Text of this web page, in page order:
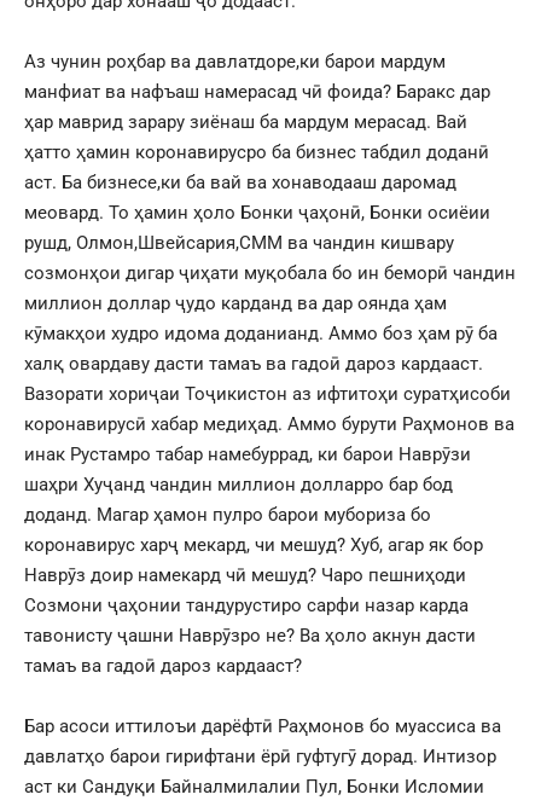
Аз чунин роҳбар ва давлатдоре,ки барои мардум
манфиат ва нафъаш намерасад чӣ фоида? Баракс дар
ҳар маврид зарару зиёнаш ба мардум мерасад. Вай
ҳатто ҳамин коронавирусро ба бизнес табдил доданӣ
аст. Ба бизнесе,ки ба вай ва хонаводааш даромад
меовард. То ҳамин ҳоло Бонки ҷаҳонӣ, Бонки осиёии
рушд, Олмон,Швейсария,СММ ва чандин кишвару
созмонҳои дигар ҷиҳати муқобала бо ин беморӣ чандин
миллион доллар ҷудо карданд ва дар оянда ҳам
кӯмакҳои худро идома доданианд. Аммо боз ҳам рӯ ба
халқ овардаву дасти тамаъ ва гадоӣ дароз кардааст.
Вазорати хориҷаи Тоҷикистон аз ифтитоҳи суратҳисоби
коронавирусӣ хабар медиҳад. Аммо бурути Раҳмонов ва
инак Рустамро табар намебуррад, ки барои Наврӯзи
шаҳри Хуҷанд чандин миллион долларро бар бод
доданд. Магар ҳамон пулро барои мубориза бо
коронавирус харҷ мекард, чи мешуд? Хуб, агар як бор
Наврӯз доир намекард чӣ мешуд? Чаро пешниҳоди
Созмони ҷаҳонии тандурустиро сарфи назар карда
тавонисту ҷашни Наврӯзро не? Ва ҳоло акнун дасти
тамаъ ва гадоӣ дароз кардааст?
Бар асоси иттилоъи дарёфтӣ Раҳмонов бо муассиса ва
давлатҳо барои гирифтани ёрӣ гуфтугӯ дорад. Интизор
аст ки Сандуқи Байналмилалии Пул, Бонки Исломии